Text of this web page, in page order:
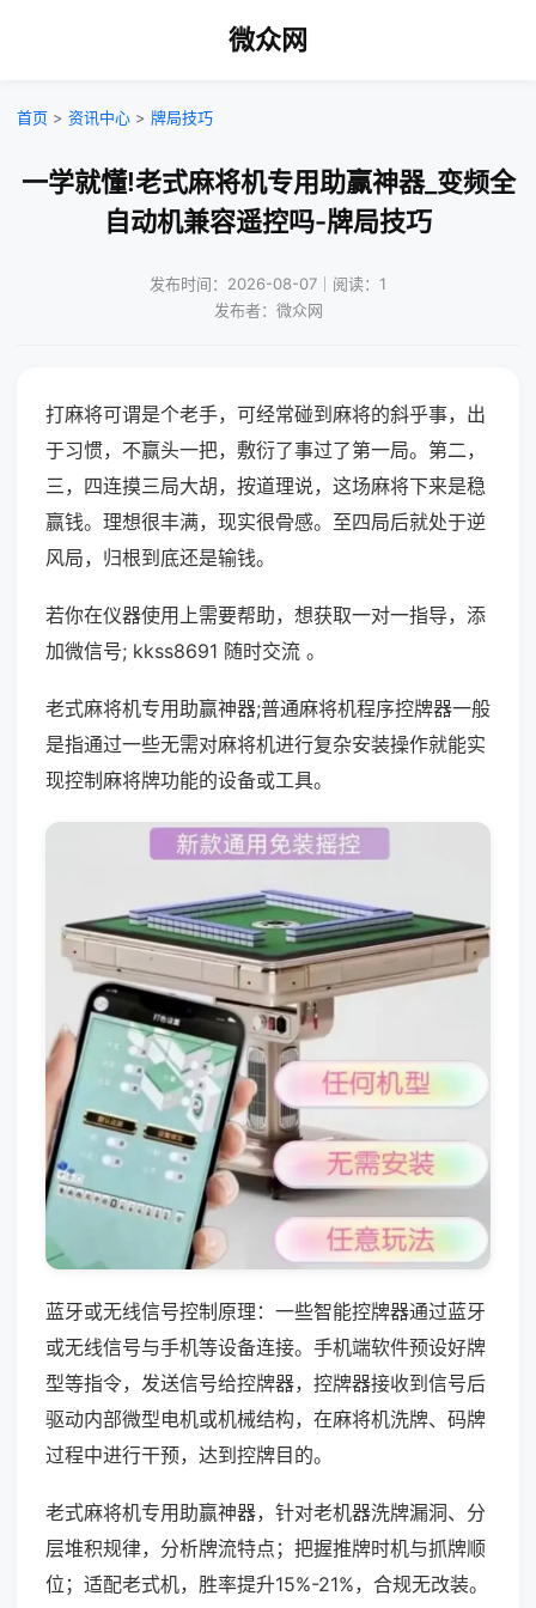
微众网
首页 > 资讯中心 > 牌局技巧
一学就懂!老式麻将机专用助赢神器_变频全
自动机兼容遥控吗-牌局技巧
发布时间：2026-08-07｜阅读：1
发布者：微众网
打麻将可谓是个老手，可经常碰到麻将的斜乎事，出
于习惯，不赢头一把，敷衍了事过了第一局。第二，
三，四连摸三局大胡，按道理说，这场麻将下来是稳
赢钱。理想很丰满，现实很骨感。至四局后就处于逆
风局，归根到底还是输钱。
若你在仪器使用上需要帮助，想获取一对一指导，添
加微信号; kkss8691 随时交流 。
老式麻将机专用助赢神器;普通麻将机程序控牌器一般
是指通过一些无需对麻将机进行复杂安装操作就能实
现控制麻将牌功能的设备或工具。
蓝牙或无线信号控制原理：一些智能控牌器通过蓝牙
或无线信号与手机等设备连接。手机端软件预设好牌
型等指令，发送信号给控牌器，控牌器接收到信号后
驱动内部微型电机或机械结构，在麻将机洗牌、码牌
过程中进行干预，达到控牌目的。
老式麻将机专用助赢神器，针对老机器洗牌漏洞、分
层堆积规律，分析牌流特点；把握推牌时机与抓牌顺
位；适配老式机，胜率提升15%-21%，合规无改装。